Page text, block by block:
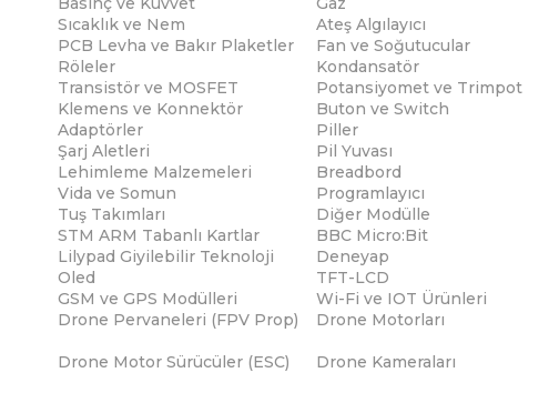
Sıcaklık ve Nem
Ateş Algılayıcı
PCB Levha ve Bakır Plaketler
Fan ve Soğutucular
Röleler
Kondansatör
Transistör ve MOSFET
Potansiyomet ve Trimpot
Klemens ve Konnektör
Buton ve Switch
Adaptörler
Piller
Şarj Aletleri
Pil Yuvası
Lehimleme Malzemeleri
Breadbord
Vida ve Somun
Programlayıcı
Tuş Takımları
Diğer Modülle
STM ARM Tabanlı Kartlar
BBC Micro:Bit
Lilypad Giyilebilir Teknoloji
Deneyap
Oled
TFT-LCD
GSM ve GPS Modülleri
Wi-Fi ve IOT Ürünleri
Drone Pervaneleri (FPV Prop)
Drone Motorları
Drone Motor Sürücüler (ESC) Drone Kameraları